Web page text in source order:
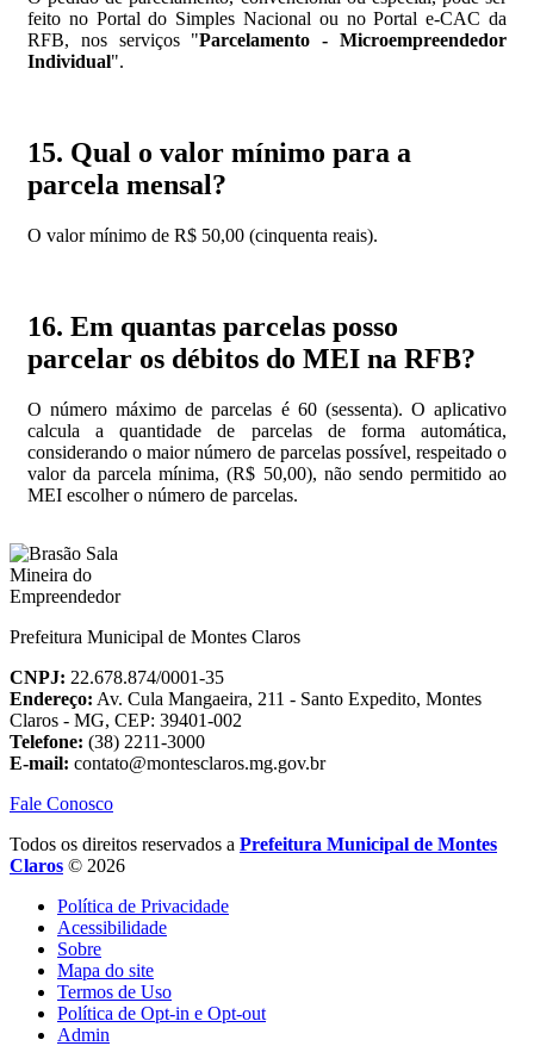
feito no Portal do Simples Nacional ou no Portal e-CAC da
RFB, nos serviços "Parcelamento - Microempreendedor
Individual".
15. Qual o valor mínimo para a
parcela mensal?
O valor mínimo de R$ 50,00 (cinquenta reais).
16. Em quantas parcelas posso
parcelar os débitos do MEI na RFB?
O número máximo de parcelas é 60 (sessenta). O aplicativo
calcula a quantidade de parcelas de forma automática,
considerando o maior número de parcelas possível, respeitado o
valor da parcela mínima, (R$ 50,00), não sendo permitido ao
MEI escolher o número de parcelas.
Prefeitura Municipal de Montes Claros
CNPJ: 22.678.874/0001-35
Endereço: Av. Cula Mangaeira, 211 - Santo Expedito, Montes
Claros - MG, CEP: 39401-002
Telefone: (38) 2211-3000
E-mail: contato@montesclaros.mg.gov.br
Fale Conosco
Todos os direitos reservados a Prefeitura Municipal de Montes
Claros © 2026
Política de Privacidade
Acessibilidade
Sobre
Mapa do site
Termos de Uso
Política de Opt-in e Opt-out
Admin